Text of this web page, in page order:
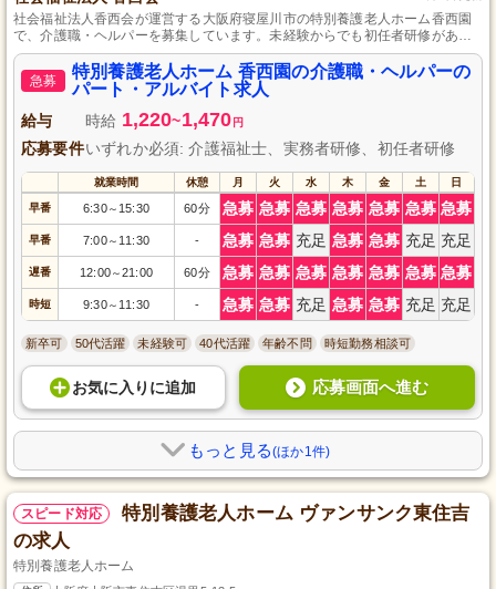
社会福祉法人香西会が運営する大阪府寝屋川市の特別養護老人ホーム香西園
で、介護職・ヘルパーを募集しています。未経験からでも初任者研修があれ
ばOK、キャリアアップ支援も充実。柔軟なシフトで生活と両立しながら働け
る環境です。安定した運営のもと、新しい仲間と共にやりがいのある介護の
仕事を始めませんか？応募をお待ちしています。
急募
特別養護老人ホーム 香西園の介護職・ヘルパーの
パート・アルバイト求人
給与 時給 1,220~1,470 円
応募要件いずれか必須: 介護福祉士、実務者研修、初任者研修
就業時間 休憩 月 火 水 木 金 土 日
早番 6:30～ 15:30 60分 急募 急募 急募 急募 急募 急募 急募
早番 7:00～ 11:30 - 急募 急募 充足 急募 急募 充足 充足
遅番 12:00～21:00 60分 急募 急募 急募 急募 急募 急募 急募
時短 9:30～ 11:30 - 急募 急募 充足 急募 急募 充足 充足
新卒可 50代活躍 未経験可 40代活躍 年齢不問 時短勤務相談可
お気に入り に追加 応募画面へ進む
もっと見る(ほか1件)
スピード対応
特別養護老人ホーム ヴァンサンク東住吉
の求人
特別養護老人ホーム